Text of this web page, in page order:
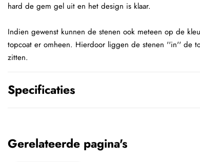
hard de gem gel uit en het design is klaar.
Indien gewenst kunnen de stenen ook meteen op de
topcoat er omheen. Hierdoor liggen de stenen ''in'' de
zitten.
Specificaties
Gerelateerde pagina's